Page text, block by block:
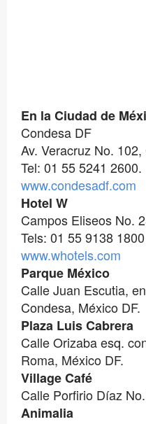
En la Ciudad de
Condesa DF
Av. Veracruz No.
Tel: 01 55 5241 2600.
www.condesadf.com
Hotel W
Campos Eliseos No.
Tels: 01 55 9138
www.whotels.com
Parque México
Calle Juan Escutia,
Condesa, México DF.
Plaza Luis Cabrera
Calle Orizaba esq.
Roma, México DF.
Village Café
Calle Porfirio Díaz
Animalia